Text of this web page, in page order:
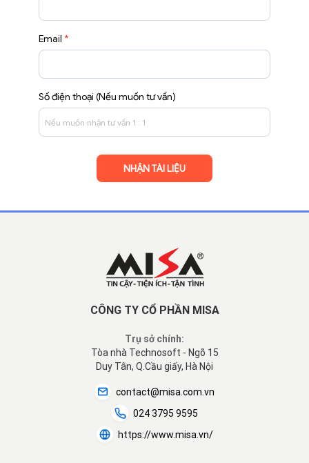
Email *
Số điện thoại (Nếu muốn tư vấn)
CÔNG TY CỔ PHẦN MISA
Trụ sở chính:
Tòa nhà Technosoft - Ngõ 15
Duy Tân, Q.Cầu giấy, Hà Nội
contact@misa.com.vn
024 3795 9595
https://www.misa.vn/